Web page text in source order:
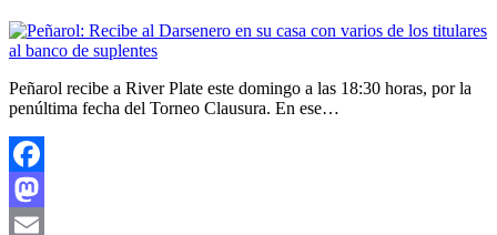
Peñarol recibe a River Plate este domingo a las 18:30 horas, por la
penúltima fecha del Torneo Clausura. En ese…
Facebook
Mastodon